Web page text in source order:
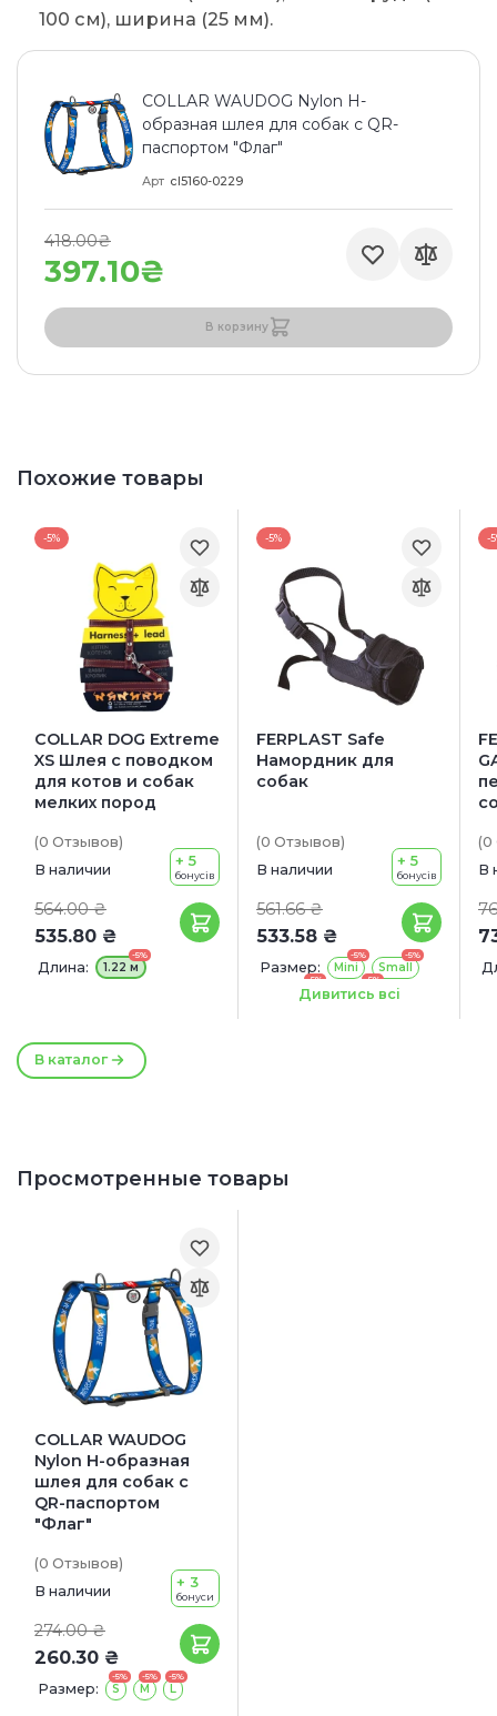
100 см), ширина (25 мм).
COLLAR WAUDOG Nylon H-
образная шлея для собак с QR-
паспортом "Флаг"
Арт cl5160-0229
397.10₴
418.00₴
В корзину
Похожие товары
В каталог
-5%
COLLAR DOG Extreme
XS Шлея с поводком
для котов и собак
мелких пород
(0 Отзывов)
В наличии
564.00 ₴
535.80 ₴
+ 5
бонусів
Длина:
-5%
1.22 м
-5%
FERPLAST Safe
Намордник для
собак
(0 Отзывов)
В наличии
561.66 ₴
533.58 ₴
+ 5
бонусів
Размер:
-5%
Mini
-5%
Small
-5%
Medium
-5%
Large
-5%
Дивитись всі
-
(0
В
Просмотренные товары
COLLAR WAUDOG
Nylon H-образная
шлея для собак с
QR-паспортом
"Флаг"
(0 Отзывов)
В наличии
274.00 ₴
260.30 ₴
+ 3
бонуси
Размер:
-5%
S
-5%
М
-5%
L